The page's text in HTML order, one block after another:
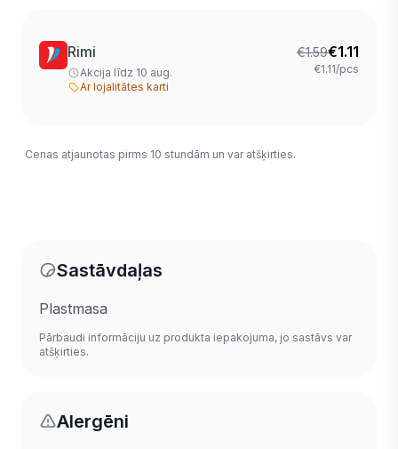
Rimi
Akcija līdz 10 aug.
Ar lojalitātes karti
€1.59€1.11
€1.11/pcs
Cenas atjaunotas pirms 10 stundām un var atšķirties.
Sastāvdaļas
Plastmasa
Pārbaudi informāciju uz produkta iepakojuma, jo sastāvs var
atšķirties.
Alergēni